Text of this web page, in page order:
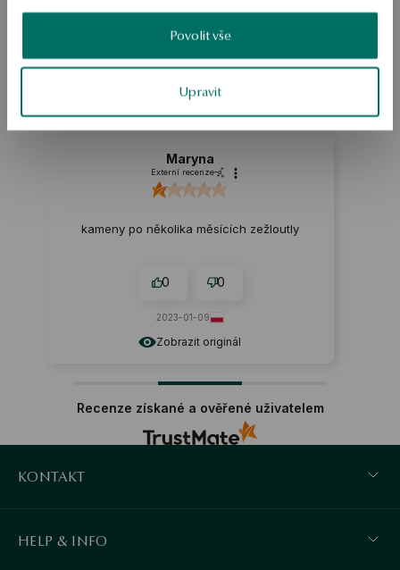
Povolit vše
Upravit
3.7
Založeno na
3hodnocení
Jak sbíráme recenze?
Zobrazit originál
Maryna
Externí recenze
kameny po několika měsících zežloutly
0 0
2023-01-09
Recenze získané a ověřené uživatelem
KONTAKT
HELP & INFO